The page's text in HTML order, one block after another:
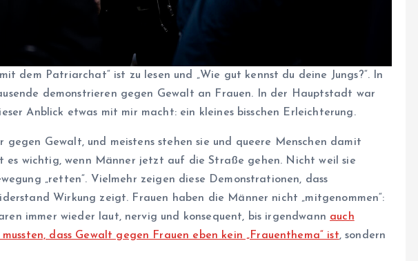
dem Patriarchat“ ist zu lesen und „Wie gut kennst du deine Jungs?“. In
demonstrieren gegen Gewalt an Frauen. In der Hauptstadt war
Anblick etwas mit mir macht: ein kleines bisschen Erleichterung.
gegen Gewalt, und meistens stehen sie und queere Menschen damit
es wichtig, wenn Männer jetzt auf die Straße gehen. Nicht weil sie
„retten“. Vielmehr zeigen diese Demonstrationen, dass
Wirkung zeigt. Frauen haben die Männer nicht „mitgenommen“:
immer wieder laut, nervig und konsequent, bis irgendwann auch
dass Gewalt gegen Frauen eben kein „Frauenthema“ ist, sondern